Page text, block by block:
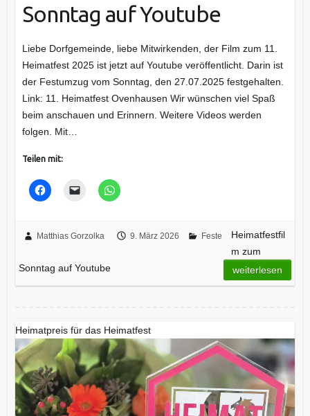
Sonntag auf Youtube
Liebe Dorfgemeinde, liebe Mitwirkenden, der Film zum 11.
Heimatfest 2025 ist jetzt auf Youtube veröffentlicht. Darin ist
der Festumzug vom Sonntag, den 27.07.2025 festgehalten.
Link: 11. Heimatfest Ovenhausen Wir wünschen viel Spaß
beim anschauen und Erinnern. Weitere Videos werden
folgen. Mit…
Teilen mit:
Matthias Gorzolka 9. März 2026 Feste
Heimatfestfil
m zum
Sonntag auf Youtube
weiterlesen
Heimatpreis für das Heimatfest